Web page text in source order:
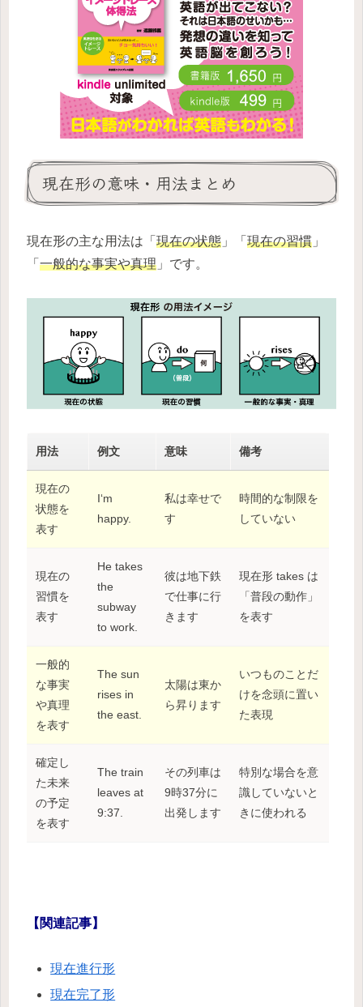
現在形の意味・用法まとめ
現在形の主な用法は「 現在の状態 」「 現在の習慣 」
「 一般的な事実や真理 」です。
用法 例文 意味 備考
現在の
状態を
表す
I‘m
happy.
私は幸せで
す
時間的な制限を
していない
現在の
習慣を
表す
He takes
the
subway
to work.
彼は地下鉄
で仕事に行
きます
現在形 takes は
「普段の動作」
を表す
一般的
な事実
や真理
を表す
The sun
rises in
the east.
太陽は東か
ら昇ります
いつものことだ
けを念頭に置い
た表現
確定し
た未来
の予定
を表す
The train
leaves at
9:37.
その列車は
9時37分に
出発します
特別な場合を意
識していないと
きに使われる
【関連記事】
現在進行形
現在完了形